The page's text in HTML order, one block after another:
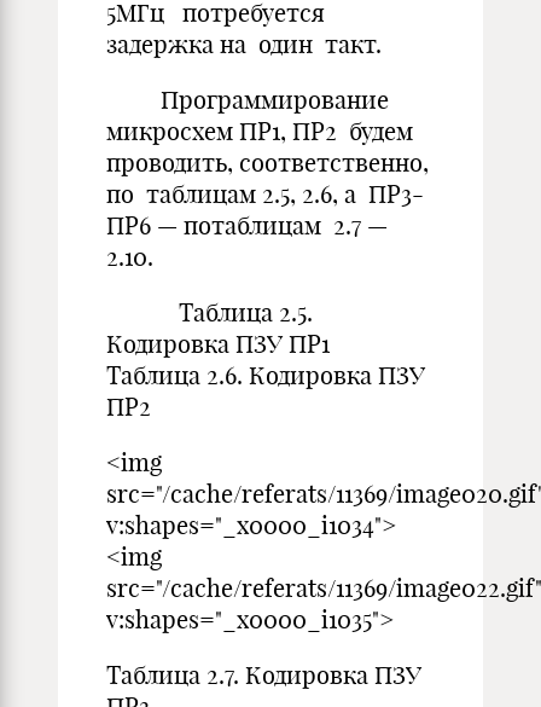
5МГц потребуется
задержка на один такт.
Программирование
микросхем ПР1, ПР2 будем
проводить, соответственно,
по таблицам 2.5, 2.6, а ПР3-
ПР6 — потаблицам 2.7 —
2.10.
Таблица 2.5.
Кодировка ПЗУ ПР1
Таблица 2.6. Кодировка ПЗУ
ПР2
<img
src="/cache/referats/11369/
v:shapes="_x0000_i1034">
<img
src="/cache/referats/11369/image022.gif"
v:shapes="_x0000_i1035">
Таблица 2.7. Кодировка ПЗУ